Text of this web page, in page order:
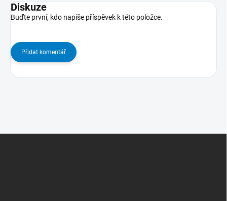
Diskuze
Buďte první, kdo napíše příspěvek k této položce.
Přidat komentář